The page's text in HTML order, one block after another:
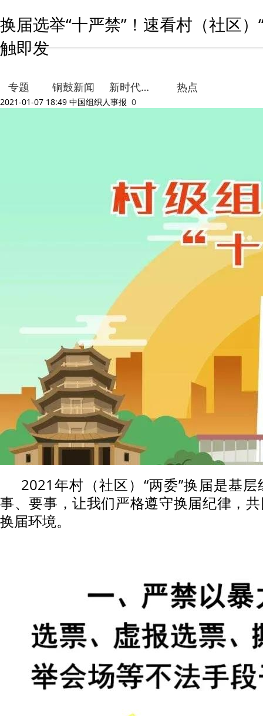
换届选举“十严禁”！速看村（社区
触即发
专题 铜鼓新闻 新时代文明实践 热点
2021-01-07 18:49 中国组织人事报 0
2021年村（社区）“两委”换届是基
事、要事，让我们严格遵守换届纪律，
换届环境。